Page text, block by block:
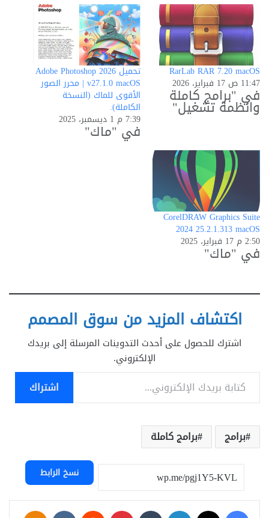
RarLab RAR 7.20 macOS
11:47 ص 17 فبراير، 2026
في "برامج كاملة
وانظمة تشغيل"
تحميل Adobe Photoshop 2026
v27.1.0 macOS | محرر الصور
الأقوى للماك (النسخة
الكاملة).
7:39 م 1 ديسمبر، 2025
في "ماك"
CorelDRAW Graphics Suite
2024 25.2.1.313 macOS
2:50 م 17 فبراير، 2025
في "ماك"
اكتشاف المزيد من سوق المصمم
اشترك للحصول على أحدث التدوينات المرسلة إلى بريدك
الإلكتروني.
كتابة بريدك الإلكتروني...
اشتراك
برامج برامج كاملة
نسخ الرابط
فيسبوك لينكدإن بينتيريست